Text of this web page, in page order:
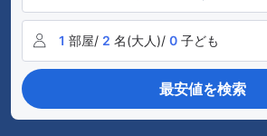
1 部屋/ 2 名(大人)/ 0 子ども
最安値を検索